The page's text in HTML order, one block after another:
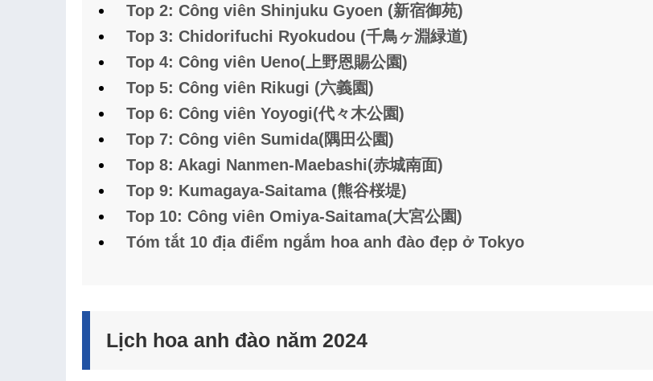
Top 2: Công viên Shinjuku Gyoen (新宿御苑)
Top 3: Chidorifuchi Ryokudou (千鳥ヶ淵緑道)
Top 4: Công viên Ueno(上野恩賜公園)
Top 5: Công viên Rikugi (六義園)
Top 6: Công viên Yoyogi(代々木公園)
Top 7: Công viên Sumida(隅田公園)
Top 8: Akagi Nanmen-Maebashi(赤城南面)
Top 9: Kumagaya-Saitama (熊谷桜堤)
Top 10: Công viên Omiya-Saitama(大宮公園)
Tóm tắt 10 địa điểm ngắm hoa anh đào đẹp ở Tokyo
Lịch hoa anh đào năm 2024